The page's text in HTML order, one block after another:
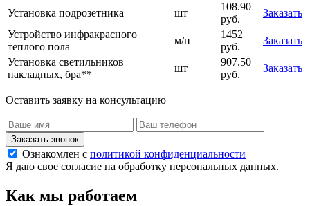
Установка подрозетника
шт
108.90
руб.
Заказать
Устройство инфракрасного
теплого пола
м/п
1452
руб.
Заказать
Установка светильников
накладных, бра**
шт
907.50
руб.
Заказать
Оставить заявку на консультацию
Заказать звонок
Ознакомлен с политикой конфиденциальности
Я даю свое согласие на обработку персональных данных.
Как мы работаем